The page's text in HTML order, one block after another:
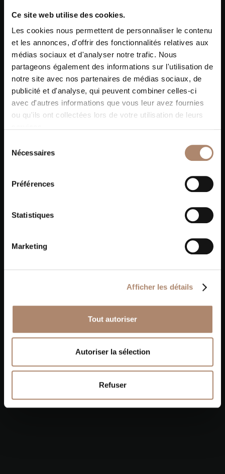
Ce site web utilise des cookies.
Les cookies nous permettent de personnaliser le contenu
et les annonces, d'offrir des fonctionnalités relatives aux
médias sociaux et d'analyser notre trafic. Nous
partageons également des informations sur l'utilisation de
notre site avec nos partenaires de médias sociaux, de
publicité et d'analyse, qui peuvent combiner celles-ci
avec d'autres informations que vous leur avez fournies
ou qu'ils ont collectées lors de votre utilisation de leurs
Nécessaires
Préférences
Statistiques
Marketing
Afficher les détails
Tout autoriser
Autoriser la sélection
Refuser
Our other achievements